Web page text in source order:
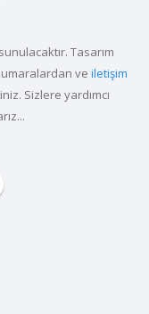
Tasarım
ve iletişim
Sizlere yardımcı